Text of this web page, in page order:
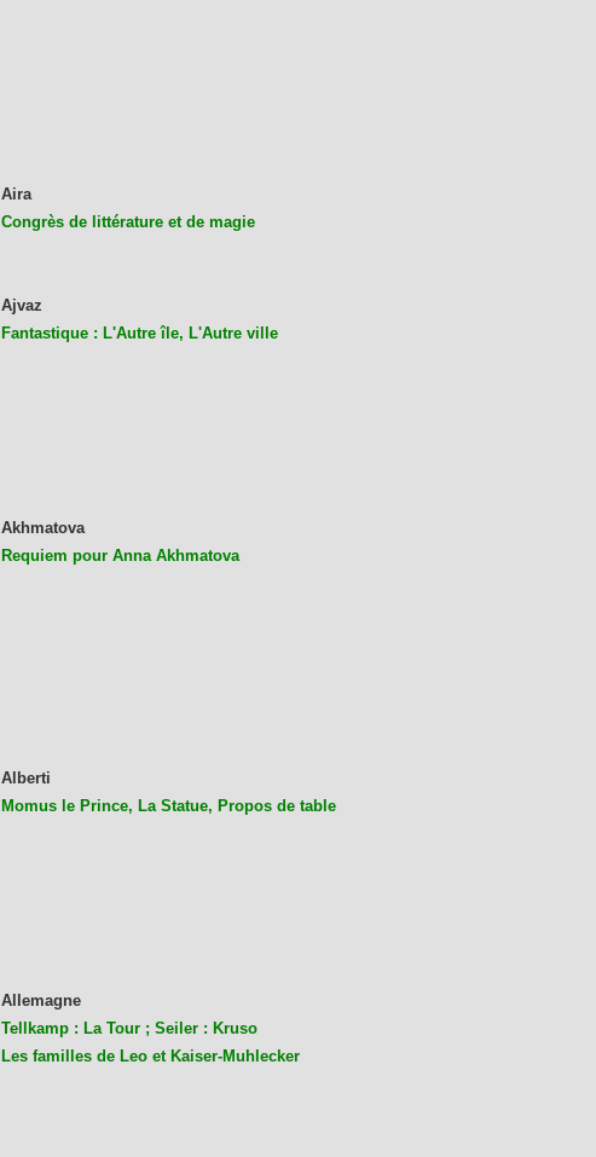
Aira
Congrès de littérature et de magie
Ajvaz
Fantastique : L'Autre île, L'Autre ville
Akhmatova
Requiem pour Anna Akhmatova
Alberti
Momus le Prince, La Statue, Propos de table
Allemagne
Tellkamp : La Tour ; Seiler : Kruso
Les familles de Leo et Kaiser-Muhlecker